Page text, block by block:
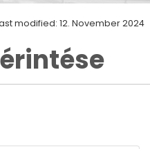
modified: 12. November 2024